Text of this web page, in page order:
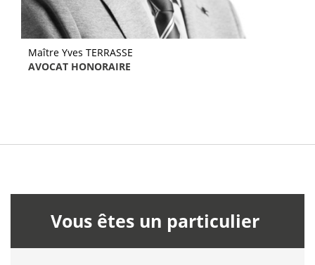
Maître Yves TERRASSE
AVOCAT HONORAIRE
Vous êtes un particulier